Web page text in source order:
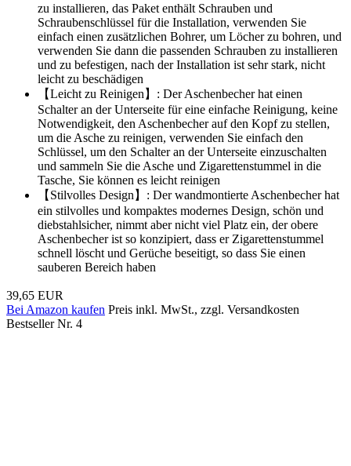
zu installieren, das Paket enthält Schrauben und
Schraubenschlüssel für die Installation, verwenden Sie
einfach einen zusätzlichen Bohrer, um Löcher zu bohren, und
verwenden Sie dann die passenden Schrauben zu installieren
und zu befestigen, nach der Installation ist sehr stark, nicht
leicht zu beschädigen
【Leicht zu Reinigen】: Der Aschenbecher hat einen
Schalter an der Unterseite für eine einfache Reinigung, keine
Notwendigkeit, den Aschenbecher auf den Kopf zu stellen,
um die Asche zu reinigen, verwenden Sie einfach den
Schlüssel, um den Schalter an der Unterseite einzuschalten
und sammeln Sie die Asche und Zigarettenstummel in die
Tasche, Sie können es leicht reinigen
【Stilvolles Design】: Der wandmontierte Aschenbecher hat
ein stilvolles und kompaktes modernes Design, schön und
diebstahlsicher, nimmt aber nicht viel Platz ein, der obere
Aschenbecher ist so konzipiert, dass er Zigarettenstummel
schnell löscht und Gerüche beseitigt, so dass Sie einen
sauberen Bereich haben
39,65 EUR
Bei Amazon kaufen Preis inkl. MwSt., zzgl. Versandkosten
Bestseller Nr. 4